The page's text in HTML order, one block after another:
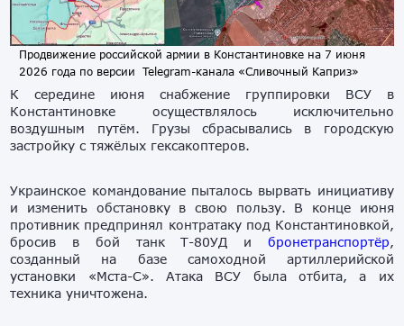
Продвижение российской армии в Константиновке на 7 июня
2026 года по версии Telegram-канала «Сливочный Каприз»
К середине июня снабжение группировки ВСУ в
Константиновке осуществлялось исключительно
воздушным путём. Грузы сбрасывались в городскую
застройку с тяжёлых гексакоптеров.
Украинское командование пыталось вырвать инициативу
и изменить обстановку в свою пользу. В конце июня
противник предпринял контратаку под Константиновкой,
бросив в бой танк Т-80УД и бронетранспортёр,
созданный на базе самоходной артиллерийской
установки «Мста-С». Атака ВСУ была отбита, а их
техника уничтожена.